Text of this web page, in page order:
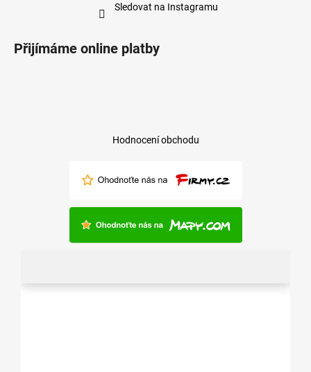
Sledovat na Instagramu
Přijímáme online platby
Hodnocení obchodu